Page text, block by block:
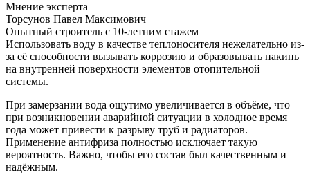
Мнение эксперта
Торсунов Павел Максимович
Опытный строитель с 10-летним стажем
Использовать воду в качестве теплоносителя нежелательно из-
за её способности вызывать коррозию и образовывать накипь
на внутренней поверхности элементов отопительной
системы.
При замерзании вода ощутимо увеличивается в объёме, что
при возникновении аварийной ситуации в холодное время
года может привести к разрыву труб и радиаторов.
Применение антифриза полностью исключает такую
вероятность. Важно, чтобы его состав был качественным и
надёжным.